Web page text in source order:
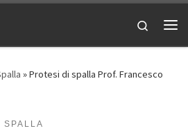
Search
»Protesi di spalla Prof. Francesco
SPALLA